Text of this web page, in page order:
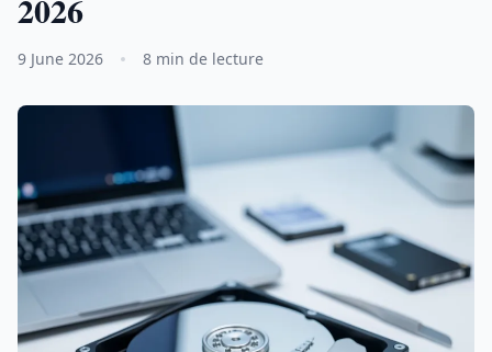
2026
9 June 2026 8 min de lecture